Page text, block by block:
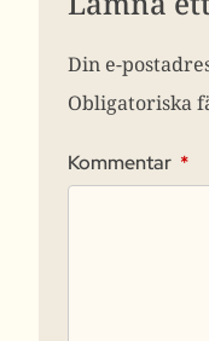
Din e-
Obligatoriska
Kommentar *